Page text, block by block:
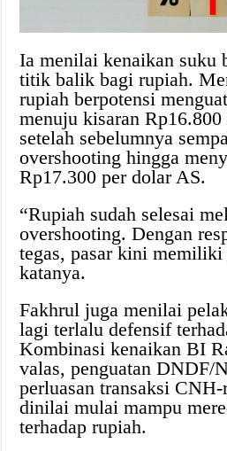
Ia menilai kenaikan suku
titik balik bagi rupiah.
rupiah berpotensi
menuju kisaran
setelah sebelumnya
overshooting hingga
Rp17.300 per dolar AS.
“Rupiah sudah selesai
overshooting. Dengan
tegas, pasar kini memiliki
katanya.
Fakhrul juga menilai
lagi terlalu defensif
Kombinasi kenaikan BI
valas, penguatan DNDF/
perluasan transaksi
dinilai mulai mampu
terhadap rupiah.